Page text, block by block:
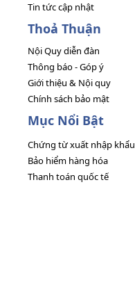
Tin tức cập nhật
Thoả Thuận
Nội Quy diễn đàn
Thông báo - Góp ý
Giới thiệu & Nội quy
Chính sách bảo mật
Mục Nổi Bật
Chứng từ xuất nhập khẩu
Bảo hiểm hàng hóa
Thanh toán quốc tế